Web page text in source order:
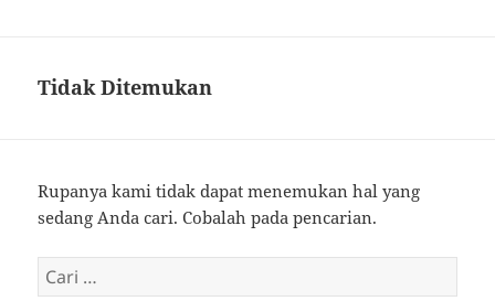
Tidak Ditemukan
Rupanya kami tidak dapat menemukan hal yang
sedang Anda cari. Cobalah pada pencarian.
Cari
untuk: